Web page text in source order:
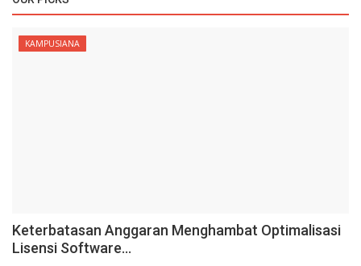
KAMPUSIANA
Keterbatasan Anggaran Menghambat Optimalisasi
Lisensi Software...